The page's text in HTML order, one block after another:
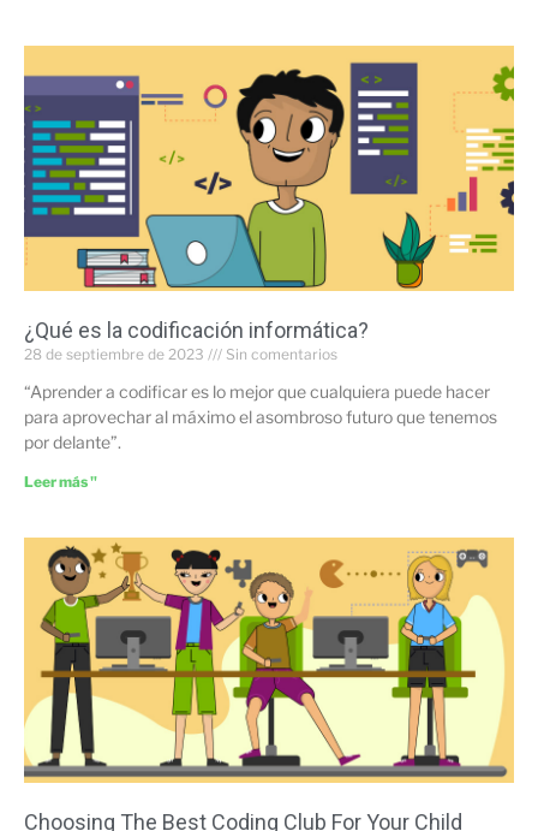
¿Qué es la codificación informática?
28 de septiembre de 2023 Sin comentarios
“Aprender a codificar es lo mejor que cualquiera puede hacer
para aprovechar al máximo el asombroso futuro que tenemos
por delante”.
Leer más "
Choosing The Best Coding Club For Your Child